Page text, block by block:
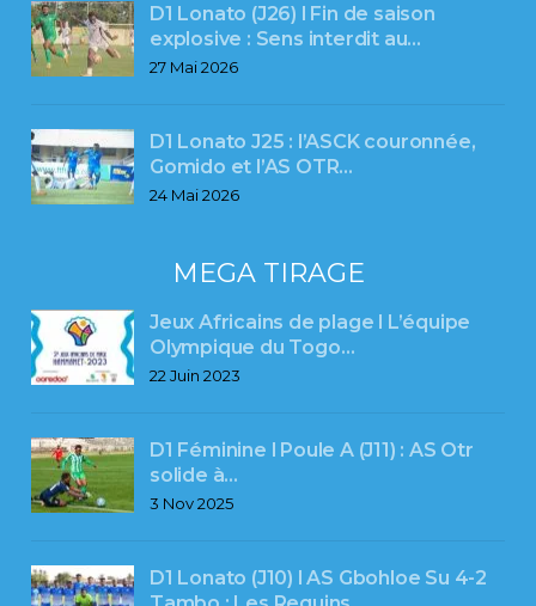
D1 Lonato (J26) l Fin de saison
explosive : Sens interdit au…
27 Mai 2026
D1 Lonato J25 : l’ASCK couronnée,
Gomido et l’AS OTR…
24 Mai 2026
MEGA TIRAGE
Jeux Africains de plage l L’équipe
Olympique du Togo…
22 Juin 2023
D1 Féminine l Poule A (J11) : AS Otr
solide à…
3 Nov 2025
D1 Lonato (J10) l AS Gbohloe Su 4-2